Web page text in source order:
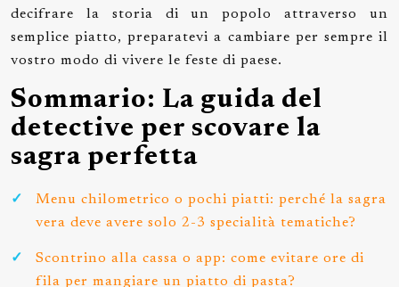
decifrare la storia di un popolo attraverso un
semplice piatto, preparatevi a cambiare per sempre il
vostro modo di vivere le feste di paese.
Sommario: La guida del
detective per scovare la
sagra perfetta
Menu chilometrico o pochi piatti: perché la sagra
vera deve avere solo 2-3 specialità tematiche?
Scontrino alla cassa o app: come evitare ore di
fila per mangiare un piatto di pasta?